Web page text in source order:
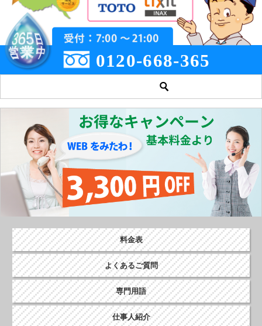
0120-668-365
料金表
よくあるご質問
専門用語
仕事人紹介